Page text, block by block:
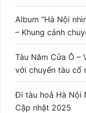
Album “Hà Nội
– Khung cảnh
Tàu Năm Cửa Ô –
với chuyến tàu cổ
Đi tàu hoả Hà Nội
Cập nhật 2025